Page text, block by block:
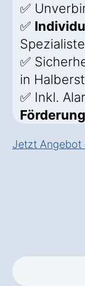
✅
✅
✅
in
✅ Inkl.
Jetzt Angebot